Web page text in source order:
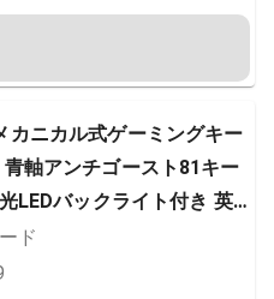
カニカル式ゲーミングキー
軸アンチゴースト81キー
LEDバックライト付き 英
有線高速反応 防水オフ
ーム用パソコンキーボード
ド